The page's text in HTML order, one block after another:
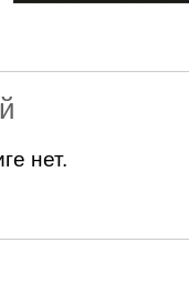
нет.